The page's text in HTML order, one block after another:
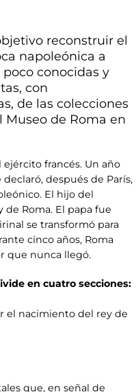
reconstruir el
napoleónica a
conocidas y
con
de las colecciones
Museo de Roma en
ejército francés. Un año
después de París,
El hijo del
Roma. El papa fue
se transformó para
cinco años, Roma
que nunca llegó.
en cuatro secciones:
el nacimiento del rey de
que, en señal de